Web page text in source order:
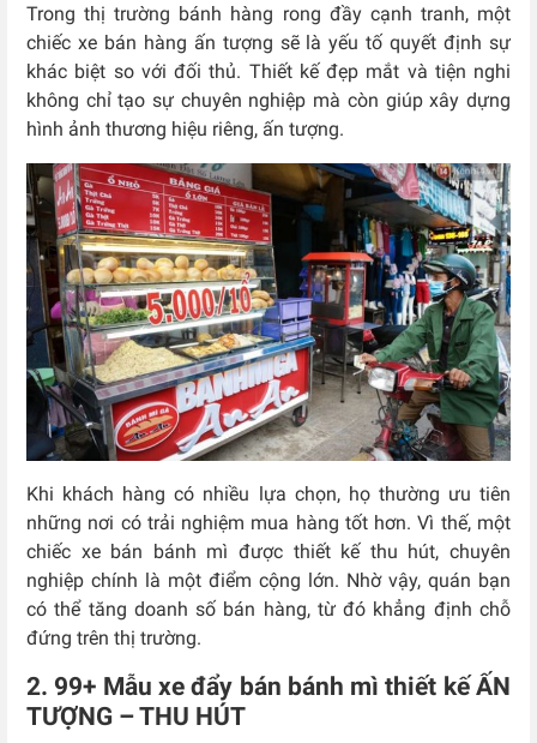
Trong thị trường bánh hàng rong đầy cạnh tranh, một
chiếc xe bán hàng ấn tượng sẽ là yếu tố quyết định sự
khác biệt so với đối thủ. Thiết kế đẹp mắt và tiện nghi
không chỉ tạo sự chuyên nghiệp mà còn giúp xây dựng
hình ảnh thương hiệu riêng, ấn tượng.
Khi khách hàng có nhiều lựa chọn, họ thường ưu tiên
những nơi có trải nghiệm mua hàng tốt hơn. Vì thế, một
chiếc xe bán bánh mì được thiết kế thu hút, chuyên
nghiệp chính là một điểm cộng lớn. Nhờ vậy, quán bạn
có thể tăng doanh số bán hàng, từ đó khẳng định chỗ
đứng trên thị trường.
2. 99+ Mẫu xe đẩy bán bánh mì thiết kế ẤN
TƯỢNG – THU HÚT